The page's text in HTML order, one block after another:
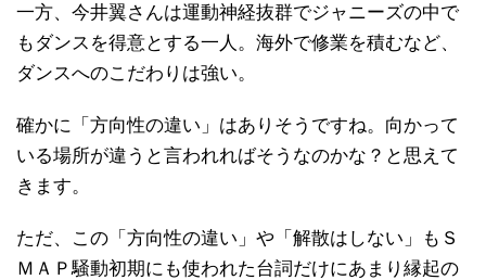
一方、今井翼さんは運動神経抜群でジャニーズの中で
もダンスを得意とする一人。海外で修業を積むなど、
ダンスへのこだわりは強い。
確かに「方向性の違い」はありそうですね。向かって
いる場所が違うと言われればそうなのかな？と思えて
きます。
ただ、この「方向性の違い」や「解散はしない」もＳ
ＭＡＰ騒動初期にも使われた台詞だけにあまり縁起の